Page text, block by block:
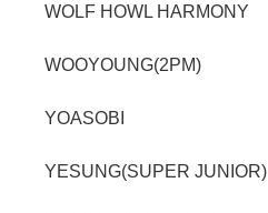
WOLF HOWL HARMONY
WOOYOUNG(2PM)
YOASOBI
YESUNG(SUPER JUNIOR)